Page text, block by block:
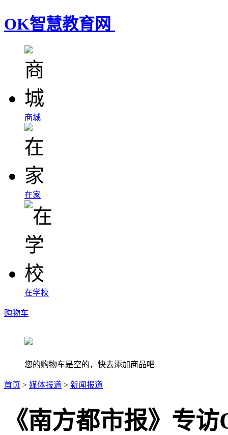
OK智慧教育网
商城
在家
在学校
购物车
您的购物车是空的，快去添加商品吧
首页 > 媒体报道 > 新闻报道
《南方都市报》专